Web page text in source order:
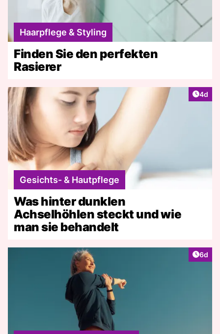
Haarpflege & Styling
Finden Sie den perfekten
Rasierer
4d
Gesichts- & Hautpflege
Was hinter dunklen
Achselhöhlen steckt und wie
man sie behandelt
6d